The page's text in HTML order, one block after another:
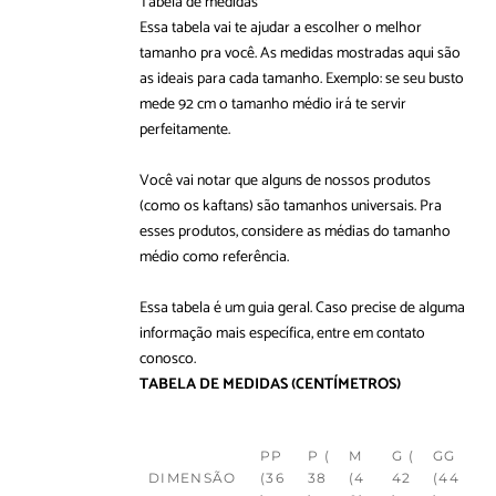
Essa tabela vai te ajudar a escolher o melhor
tamanho pra você. As medidas mostradas aqui são
as ideais para cada tamanho. Exemplo: se seu busto
mede 92 cm o tamanho médio irá te servir
perfeitamente.
Você vai notar que alguns de nossos produtos
(como os kaftans) são tamanhos universais. Pra
esses produtos, considere as médias do tamanho
médio como referência.
Essa tabela é um guia geral. Caso precise de alguma
informação mais específica, entre emcontato
conosco.
TABELA DE MEDIDAS(CENTÍMETROS)
DIMENSÃO
PP
(36
P (
38
M
(4
G (
42
GG
(44